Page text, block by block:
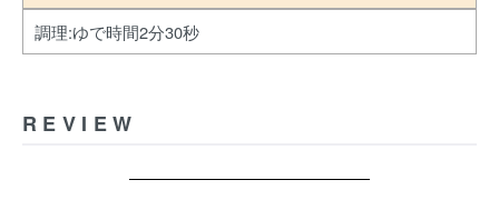
調理:ゆで時間2分30秒
REVIEW